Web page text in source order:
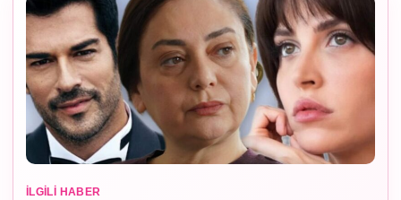
İLGILI HABER